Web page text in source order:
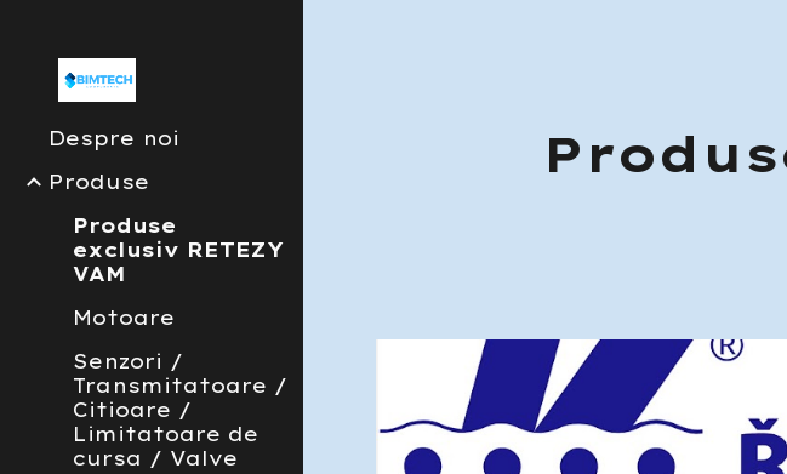
Despre noi
Produse
Produse
exclusiv RETEZY
VAM
Motoare
Senzori /
Transmitatoare /
Citioare /
Limitatoare de
cursa / Valve